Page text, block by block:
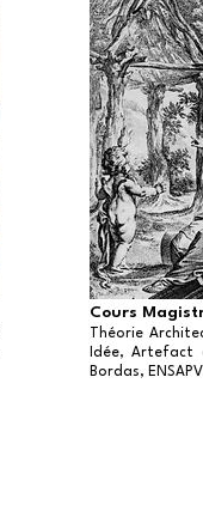
Cours
Théorie
Idée, Artefact
Bordas,